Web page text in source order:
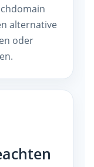
alternative
oder